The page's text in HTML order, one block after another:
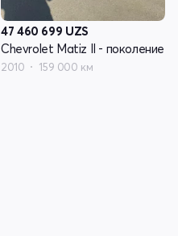
47 460 699 UZS
Chevrolet Matiz II - поколение
2010 159 000 км